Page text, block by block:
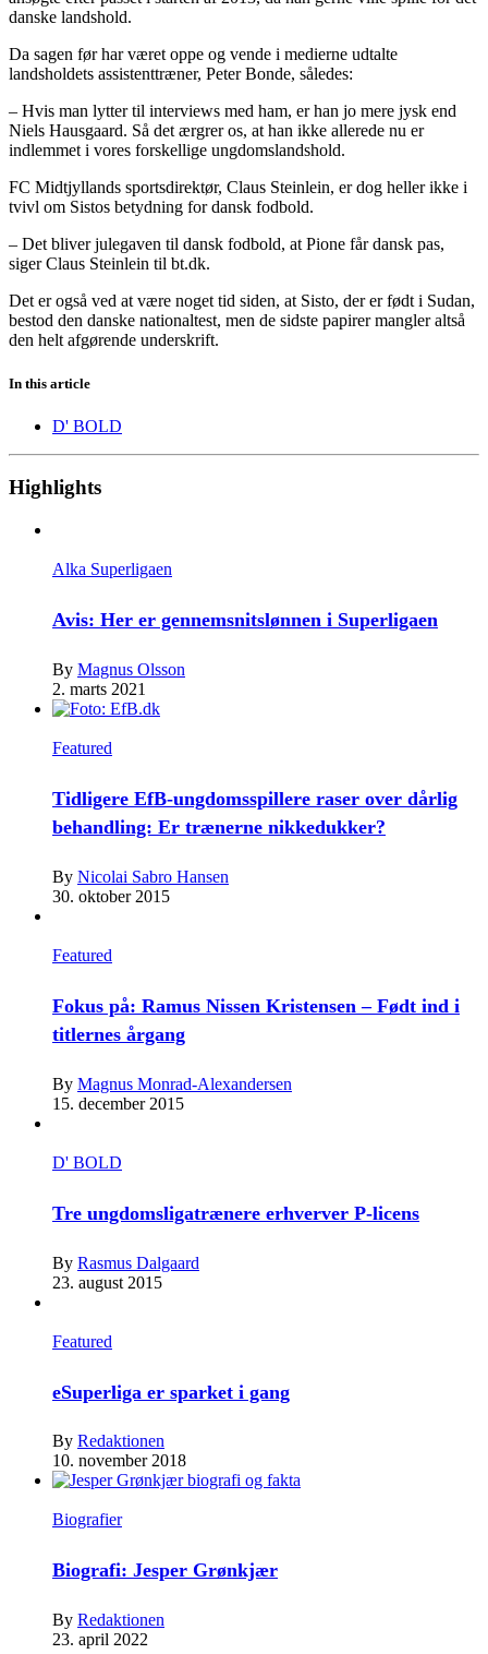
danske landshold.
Da sagen før har været oppe og vende i medierne udtalte
landsholdets assistenttræner, Peter Bonde, således:
– Hvis man lytter til interviews med ham, er han jo mere jysk end
Niels Hausgaard. Så det ærgrer os, at han ikke allerede nu er
indlemmet i vores forskellige ungdomslandshold.
FC Midtjyllands sportsdirektør, Claus Steinlein, er dog heller ikke i
tvivl om Sistos betydning for dansk fodbold.
– Det bliver julegaven til dansk fodbold, at Pione får dansk pas,
siger Claus Steinlein til bt.dk.
Det er også ved at være noget tid siden, at Sisto, der er født i Sudan,
bestod den danske nationaltest, men de sidste papirer mangler altså
den helt afgørende underskrift.
In this article
D' BOLD
Highlights
Alka Superligaen
Avis: Her er gennemsnitslønnen i Superligaen
By Magnus Olsson
2. marts 2021
Featured
Tidligere EfB-ungdomsspillere raser over dårlig
behandling: Er trænerne nikkedukker?
By Nicolai Sabro Hansen
30. oktober 2015
Featured
Fokus på: Ramus Nissen Kristensen – Født ind i
titlernes årgang
By Magnus Monrad-Alexandersen
15. december 2015
D' BOLD
Tre ungdomsligatrænere erhverver P-licens
By Rasmus Dalgaard
23. august 2015
Featured
eSuperliga er sparket i gang
By Redaktionen
10. november 2018
Biografier
Biografi: Jesper Grønkjær
By Redaktionen
23. april 2022